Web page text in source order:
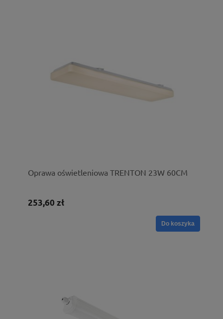
Oprawa oświetleniowa TRENTON 23W 60CM
253,60 zł
Do koszyka